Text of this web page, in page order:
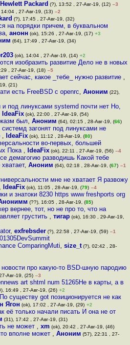
Hewlett Packard (?), 13:52 , 27-Авг-19, (12) –3
, 27-Авг-19, (13) –2
(?), 17:45 , 27-Авг-19, (32)
на порядки причем, в буквальном
, анонн (ok), 15:26 , 27-Авг-19, (17) +3
(64), 17:49 , 27-Авг-19, (34)
(ok), 14:04 , 27-Авг-19, (14) +2
изобразить развитие Дело не в новых
, 27-Авг-19, (18) –5
сейчас, какое _тебе_ нужно развитие ,
(21)
есть FreeBSD с openrc, Аноним (22),
под линуксами systemd почти нет Но,
IdeaFix (ok), 22:00 , 27-Авг-19, (54)
был, Аноним (64), 02:15 , 28-Авг-19, (66)
загонят под линуксами не
, IdeaFix(ok), 11:12 , 28-Авг-19, (80)
во-первых, большей
Пока , IdeaFix(ok), 22:11 , 27-Авг-19, (56) –4
демагогию разводишь Какой тебе
,Аноним (64), 02:18 , 28-Авг-19, (67) –1
мне не хватает Я развожу
, IdeaFix(ok), 11:05 , 28-Авг-19, (79) –4
и знатоки 8230 https www freshports org
(??), 16:05 , 28-Авг-19, (85)
вернее, тот, но не про то, что на
грустить ,тигар (ok), 16:30 , 29-Авг-19,
, exfrebsder(?), 22:58 , 27-Авг-19, (59) –1
ComparingMuti, size_t(?), 02:42 , 28-
про какую-то BSD-шную пародию
Авг-19, (25) –3
art shtml num 51265Не в карты, а в
16:49 , 27-Авг-19, (26) +2
существу got позиционируется не как
Ягон (ok), 17:02 , 27-Авг-19, (29) +2
её только начали писать И она не от
(31), 17:42 , 27-Авг-19, (31)
не может , xm (ok), 20:42 , 27-Авг-19, (46)
вполне может , Аноним (57), 22:31 , 27-